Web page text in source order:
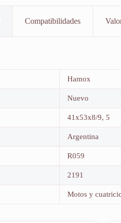
Compatibilidades
Hamox
Nuevo
41x53x8/9, 5
Argentina
R059
2191
Motos y